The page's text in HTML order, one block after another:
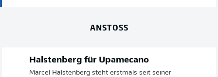
ANSTOSS
Halstenberg für Upamecano
Marcel Halstenberg steht erstmals seit seiner